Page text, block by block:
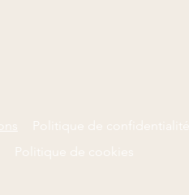
Politique de confidentialité
Politique de cookies